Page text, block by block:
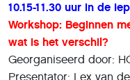
10.15-11.30 uur in de
Workshop: Beginnen
wat is het verschil?
Georganiseerd door:
Presentator: Lex van